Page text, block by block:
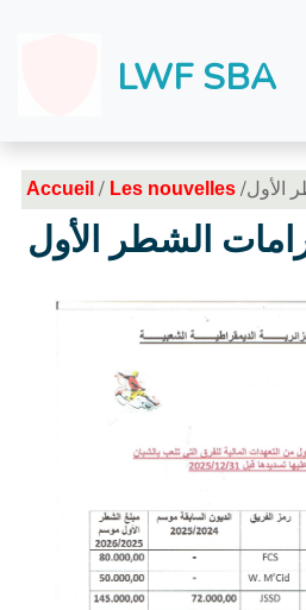
LWF SBA
Accueil/ Les nouvelles الأول
الشطر الأول